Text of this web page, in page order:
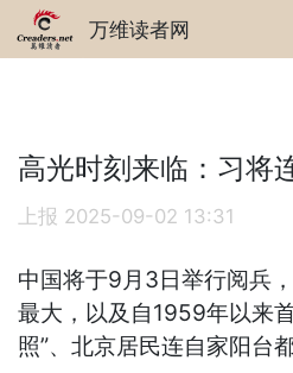
万维读者网
高光时刻来临：习将
上报 2025-09-02 13:31
中国将于9月3日举行阅兵
最大，以及自1959年以来
照”、北京居民连自家阳台